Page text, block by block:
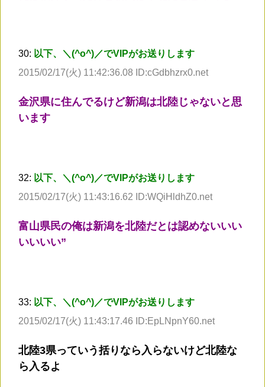
30: 以下、＼(^o^)／でVIPがお送りします
2015/02/17(火) 11:42:36.08 ID:cGdbhzrx0.net
金沢県に住んでるけど新潟は北陸じゃないと思
います
32: 以下、＼(^o^)／でVIPがお送りします
2015/02/17(火) 11:43:16.62 ID:WQiHldhZ0.net
富山県民の俺は新潟を北陸だとは認めないいい
いいいい”
33: 以下、＼(^o^)／でVIPがお送りします
2015/02/17(火) 11:43:17.46 ID:EpLNpnY60.net
北陸3県っていう括りなら入らないけど北陸な
ら入るよ